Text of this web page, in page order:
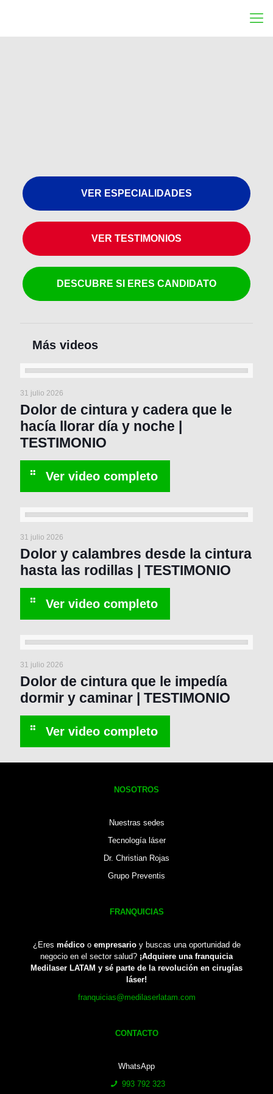
VER ESPECIALIDADES
VER TESTIMONIOS
DESCUBRE SI ERES CANDIDATO
31 julio 2026
Dolor de cintura y cadera que le
hacía llorar día y noche |
TESTIMONIO
31 julio 2026
Dolor y calambres desde la cintura
hasta las rodillas | TESTIMONIO
31 julio 2026
Dolor de cintura que le impedía
dormir y caminar | TESTIMONIO
NOSOTROS
Nuestras sedes
Tecnología láser
Dr. Christian Rojas
Grupo Preventis
FRANQUICIAS
¿Eres médicoo empresarioy buscas una oportunidad de
negocio en el sector salud? ¡Adquiere una franquicia
Medilaser LATAM y sé parte de la revolución en cirugías
láser!
franquicias@medilaserlatam.com
CONTACTO
WhatsApp
993 792 323